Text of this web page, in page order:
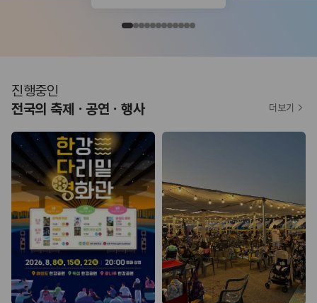
진행중인
전국의 축제ㆍ공연ㆍ행사
더보기